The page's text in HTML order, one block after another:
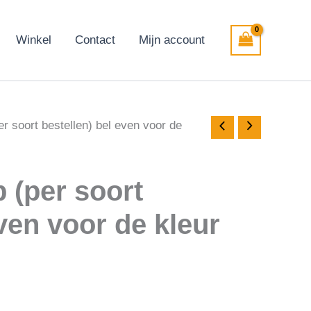
Winkel Contact Mijn account
soort bestellen) bel even voor de
(per soort
voor de kleur